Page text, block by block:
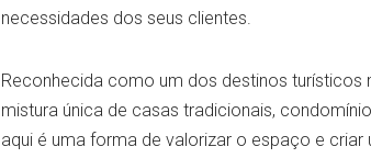
necessidades dos seus clientes.
Reconhecida como um dos destinos turísticos
mistura única de casas tradicionais,
aqui é uma forma de valorizar o espaço e